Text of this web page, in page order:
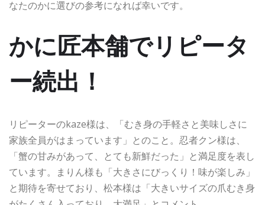
なたのかに選びの参考になれば幸いです。
かに匠本舗でリピータ
ー続出！
リピーターのkaze様は、「むき身の手軽さと美味しさに
家族全員がはまっています」とのこと。忍者クン様は、
「蟹の甘みがあって、とても新鮮だった」と満足度を表し
ています。まりん様も「大きさにびっくり！味が楽しみ」
と期待を寄せており、松本様は「大きいサイズの爪むき身